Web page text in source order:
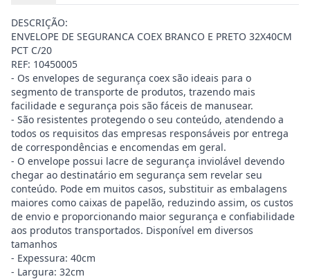
DESCRIÇÃO:
ENVELOPE DE SEGURANCA COEX BRANCO E PRETO 32X40CM
PCT C/20
REF: 10450005
- Os envelopes de segurança coex são ideais para o
segmento de transporte de produtos, trazendo mais
facilidade e segurança pois são fáceis de manusear.
- São resistentes protegendo o seu conteúdo, atendendo a
todos os requisitos das empresas responsáveis por entrega
de correspondências e encomendas em geral.
- O envelope possui lacre de segurança inviolável devendo
chegar ao destinatário em segurança sem revelar seu
conteúdo. Pode em muitos casos, substituir as embalagens
maiores como caixas de papelão, reduzindo assim, os custos
de envio e proporcionando maior segurança e confiabilidade
aos produtos transportados. Disponível em diversos
tamanhos
- Expessura: 40cm
- Largura: 32cm